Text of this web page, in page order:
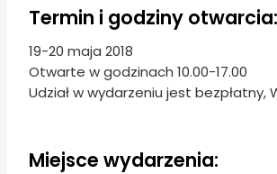
Termin i godziny otwarcia:
19-20 maja 2018
Otwarte w godzinach 10.00-17.00
Udział w wydarzeniu jest bezpłatny,
Miejsce wydarzenia: